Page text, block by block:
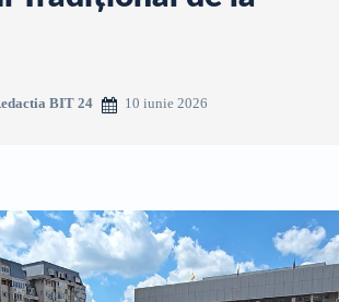
BIT 24 10 iunie 2026